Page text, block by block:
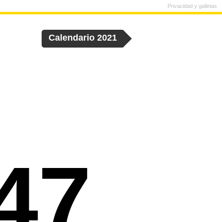
Calendario 2021
Privacidad y galletas